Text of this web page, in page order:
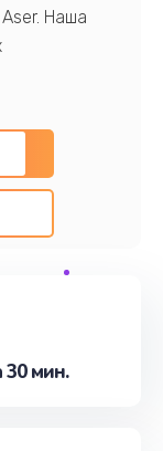
Наша
и
ремонт с
а
на
30 мин.